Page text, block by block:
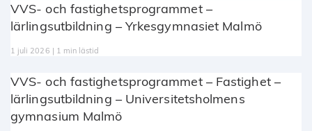
VVS- och fastighetsprogrammet –
lärlingsutbildning – Yrkesgymnasiet Malmö
1 juli 2026 | 1 min lästid
VVS- och fastighetsprogrammet – Fastighet –
lärlingsutbildning – Universitetsholmens
gymnasium Malmö